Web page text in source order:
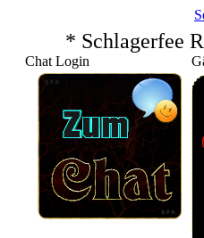
* Schlagerfee
Chat Login